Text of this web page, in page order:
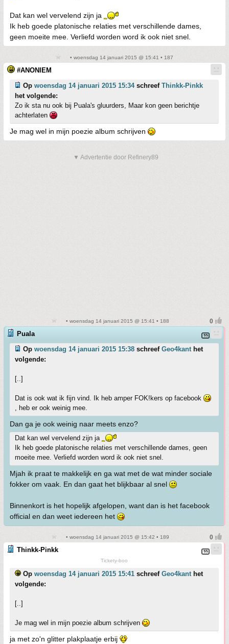
Dat kan wel vervelend zijn ja
Ik heb goede platonische relaties met verschillende dames,
geen moeite mee. Verliefd worden word ik ook niet snel.
• woensdag 14 januari 2015 @ 15:41 • 187
#ANONIEM
Op woensdag 14 januari 2015 15:34schreef Thinkk-Pinkk
het volgende:
Zo ik sta nu ook bij Puala's gluurders, Maar kon geen berichtje
achterlaten
Je mag wel in mijn poezie album schrijven
▼ Advertentie door Refinery89
• woensdag 14 januari 2015 @ 15:41 • 188
Puala
Op woensdag 14 januari 2015 15:38 schreef Geo4kanthet
volgende:
[..]
Dat is ook wat ik fijn vind. Ik heb amper FOK!kers op facebook
, heb er ook weinig mee.
Dan ga je ook weinig naar meets enzo?
Dat kan wel vervelend zijn ja
Ik heb goede platonische relaties met verschillende dames, geen
moeite mee. Verliefd worden word ik ook niet snel.
Mjah ik praat te makkelijk en ga wat met de wat minder sociale
fokker om vaak. En dan gaat het blijkbaar al snel
Binnenkort is het hopelijk afgelopen, want dan is het facebook
official en dan weet iedereen het
• woensdag 14 januari 2015 @ 15:42 • 189
Thinkk-Pinkk
Tickety-boo
Op woensdag 14 januari 2015 15:41 schreef Geo4kanthet
volgende:
[..]
Je mag wel in mijn poezie album schrijven
ja met zo'n glitter plakplaatje erbij